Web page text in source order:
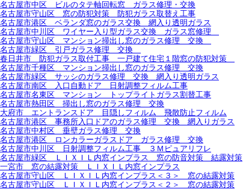
名古屋市中区 ビルのタテ軸回転窓 ガラス修理・交換
名古屋市守山区 窓の防犯対策 防犯ガラス取替え工事
名古屋市港区 ベランダ窓のガラス交換 網入り透明ガラス
名古屋市中川区 ワイヤー入り型ガラス交換 ガラス窓修理
名古屋市守山区 マンション掃出し窓のガラス修理 交換
名古屋市緑区 引戸ガラス修理 交換
春日井市 防犯ガラス取付工事 一戸建て住宅１階窓の防犯対策
名古屋市千種区 マンション掃出し窓のガラス修理 交換
名古屋市緑区 サッシのガラス修理 交換 網入り透明ガラス
名古屋市南区 入口自動ドア 日射調整フィルム工事
名古屋市名東区 マンション トップライトガラス割替工事
名古屋市熱田区 掃出し窓のガラス修理 交換
大府市 エントランスドア 目隠しフィルム 飛散防止フィルム
名古屋市港区 事務所入口ドアのガラス修理 交換 網入りガラス
名古屋市中村区 垂壁ガラス修理 交換
名古屋市港区 ロンカラーガラスドア ガラス修理 交換
名古屋市中川区 日射調整フィルム工事 ３Ｍピュアリフレ
名古屋市緑区 ＬＩＸＩＬ内窓インプラス 窓の防音対策 結露対策
一宮市 窓の結露対策 ＬＩＸＩＬ内窓インプラス
名古屋市守山区 ＬＩＸＩＬ内窓インプラス＜３＞ 窓の結露対策
名古屋市守山区 ＬＩＸＩＬ内窓インプラス＜２＞ 窓の結露対策